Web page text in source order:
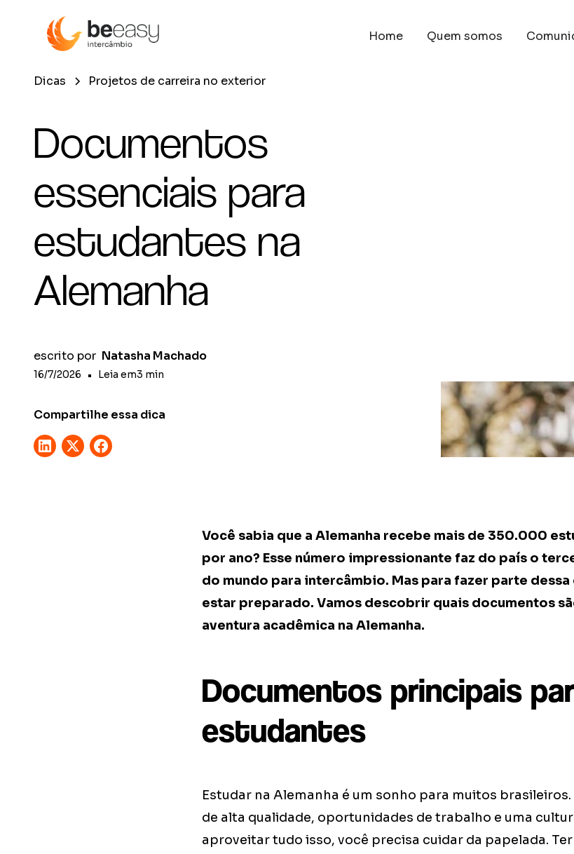
Home Quem somos
Dicas Projetos de carreira no exterior
Documentos
essenciais para
estudantes na
Alemanha
escrito por Natasha Machado
16/7/2026 • Leia em3 min
Compartilhe essa dica
Você sabia que a Alemanha recebe mais de 350.000
por ano? Esse número impressionante faz do país o
do mundo para intercâmbio. Mas para fazer parte
estar preparado. Vamos descobrir quais documentos
aventura acadêmica na Alemanha.
Documentos principais
estudantes
Estudar na Alemanha é um sonho para muitos
de alta qualidade, oportunidades de trabalho e uma
aproveitar tudo isso, você precisa cuidar da papelada.